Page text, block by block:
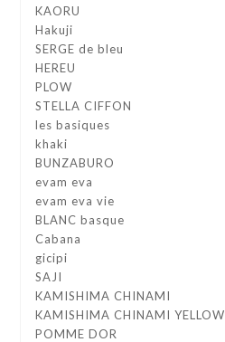
KAORU
Hakuji
SERGE de bleu
HEREU
PLOW
STELLA CIFFON
les basiques
khaki
BUNZABURO
evam eva
evam eva vie
BLANC basque
Cabana
gicipi
SAJI
KAMISHIMA CHINAMI
KAMISHIMA CHINAMI YELLOW
POMME DOR